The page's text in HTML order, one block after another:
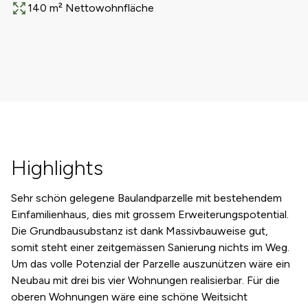
Fläche
140 m² Nettowohnfläche
Highlights
Sehr schön gelegene Baulandparzelle mit bestehendem
Einfamilienhaus, dies mit grossem Erweiterungspotential.
Die Grundbausubstanz ist dank Massivbauweise gut,
somit steht einer zeitgemässen Sanierung nichts im Weg.
Um das volle Potenzial der Parzelle auszunützen wäre ein
Neubau mit drei bis vier Wohnungen realisierbar. Für die
oberen Wohnungen wäre eine schöne Weitsicht